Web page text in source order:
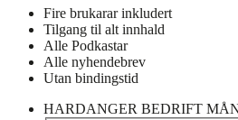
Fire brukarar inkludert
Tilgang til alt innhald
Alle Podkastar
Alle nyhendebrev
Utan bindingstid
HARDANGER BEDRIFT